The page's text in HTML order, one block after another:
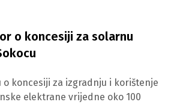
o koncesiji za solarnu
o koncesiji za izgradnju i korištenje
elektrane vrijedne oko 100